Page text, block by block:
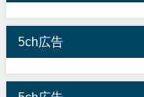
5ch広告